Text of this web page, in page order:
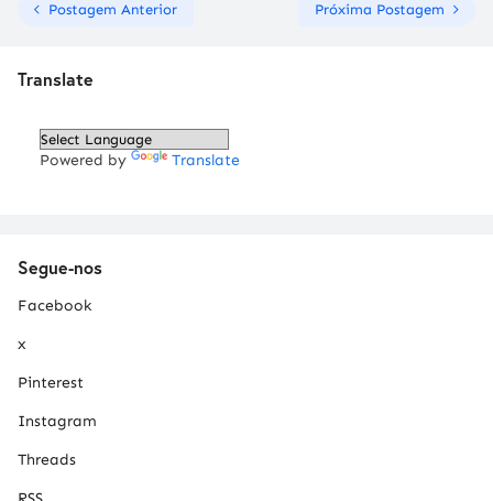
Postagem Anterior Próxima Postagem
Translate
Powered by Translate
Segue-nos
Facebook
x
Pinterest
Instagram
Threads